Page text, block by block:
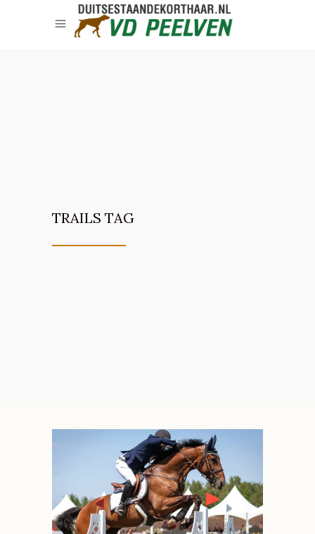
TRAILS TAG